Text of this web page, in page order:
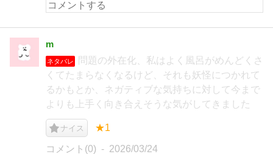
m
ネタバレ
問題の外在化、私はよく風呂がめんどくさ
くてたまらなくなるけど、それも妖怪につかれて
るかもとか、ネガティブな気持ちに対して今まで
よりも上手く向き合えそうな気がしてきました
ナイス ★1
コメント(0) 2026/03/24